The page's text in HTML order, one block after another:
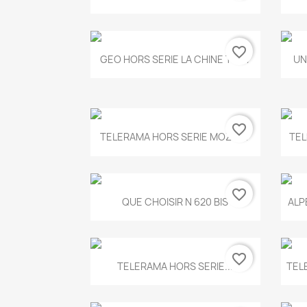
Aperçu rapide
GEO HORS SERIE LA CHINE T.497
favorite_border
Aperçu rapide
TELERAMA HORS SERIE MOZART
favorite_border
Aperçu rapide
QUE CHOISIR N 620 BIS favorite_border
Aperçu rapide
TELERAMA HORS SERIE...favorite_border